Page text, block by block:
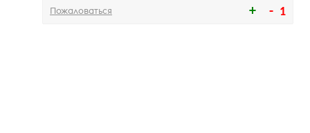
1
Пожаловаться